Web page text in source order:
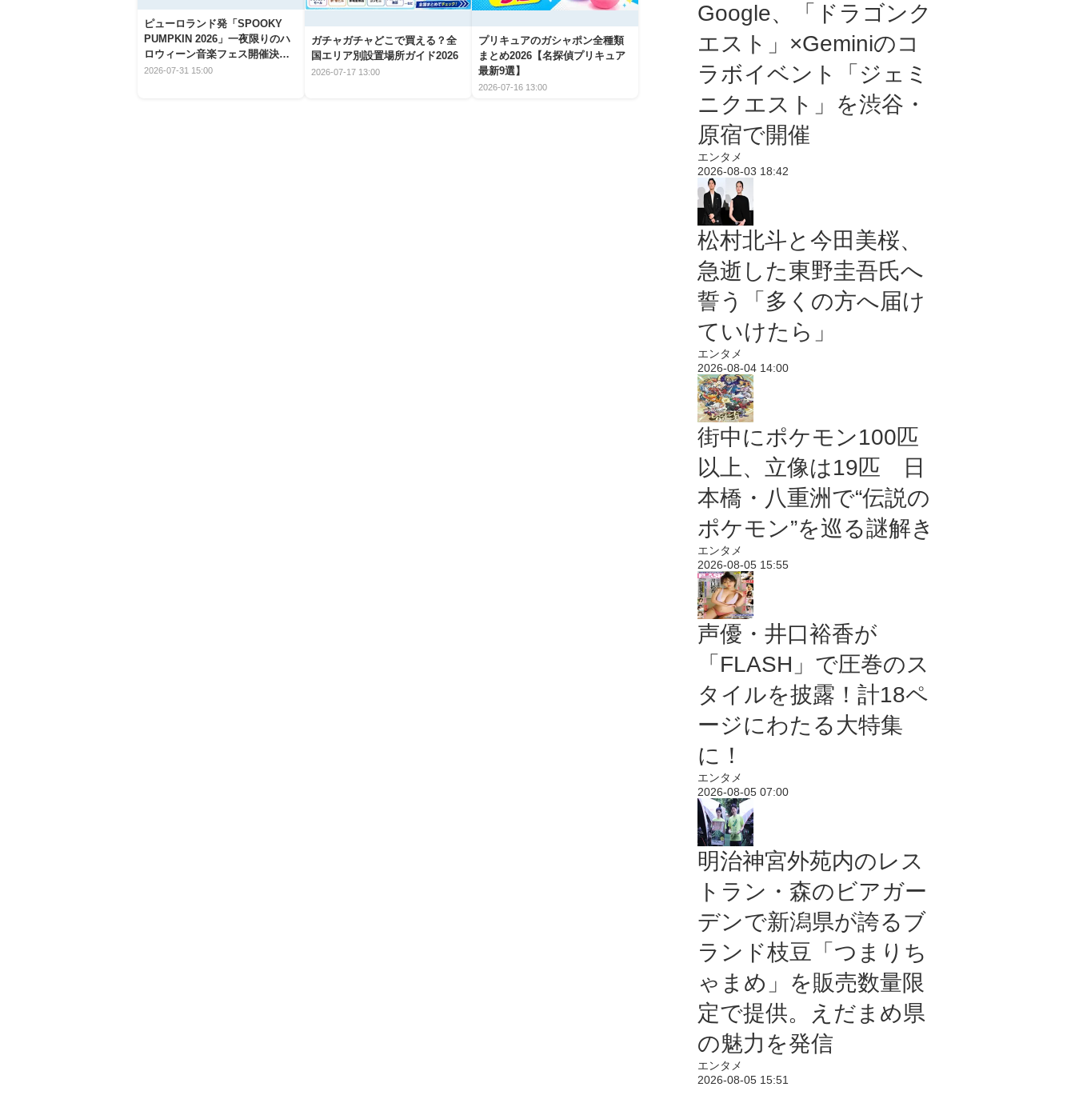
ピューロランド発「SPOOKY
PUMPKIN 2026」一夜限りのハ
ロウィーン音楽フェス開催決
定！
2026-07-31 15:00
ガチャガチャどこで買える？全
国エリア別設置場所ガイド2026
2026-07-17 13:00
プリキュアのガシャポン全種類
まとめ2026【名探偵プリキュア
最新9選】
2026-07-16 13:00
Google、「ドラゴンク
エスト」×Geminiのコ
ラボイベント「ジェミ
ニクエスト」を渋谷・
原宿で開催
エンタメ
2026-08-03 18:42
松村北斗と今田美桜、
急逝した東野圭吾氏へ
誓う「多くの方へ届け
ていけたら」
エンタメ
2026-08-04 14:00
街中にポケモン100匹
以上、立像は19匹 日
本橋・八重洲で“伝説の
ポケモン”を巡る謎解き
エンタメ
2026-08-05 15:55
声優・井口裕香が
「FLASH」で圧巻のス
タイルを披露！計18ペ
ージにわたる大特集
に！
エンタメ
2026-08-05 07:00
明治神宮外苑内のレス
トラン・森のビアガー
デンで新潟県が誇るブ
ランド枝豆「つまりち
ゃまめ」を販売数量限
定で提供。えだまめ県
の魅力を発信
エンタメ
2026-08-05 15:51